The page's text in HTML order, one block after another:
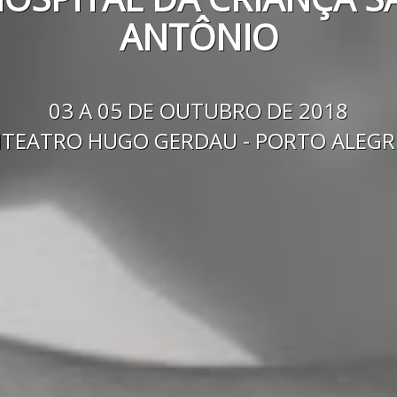
ANTÔNIO
03 A 05 DE OUTUBRO DE 2018
HUGO GERDAU - PORTO